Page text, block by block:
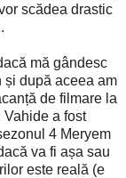
scădea drastic
mă gândesc
și după aceea am
de filmare la
a fost
4 Meryem
va fi așa sau
este reală (e